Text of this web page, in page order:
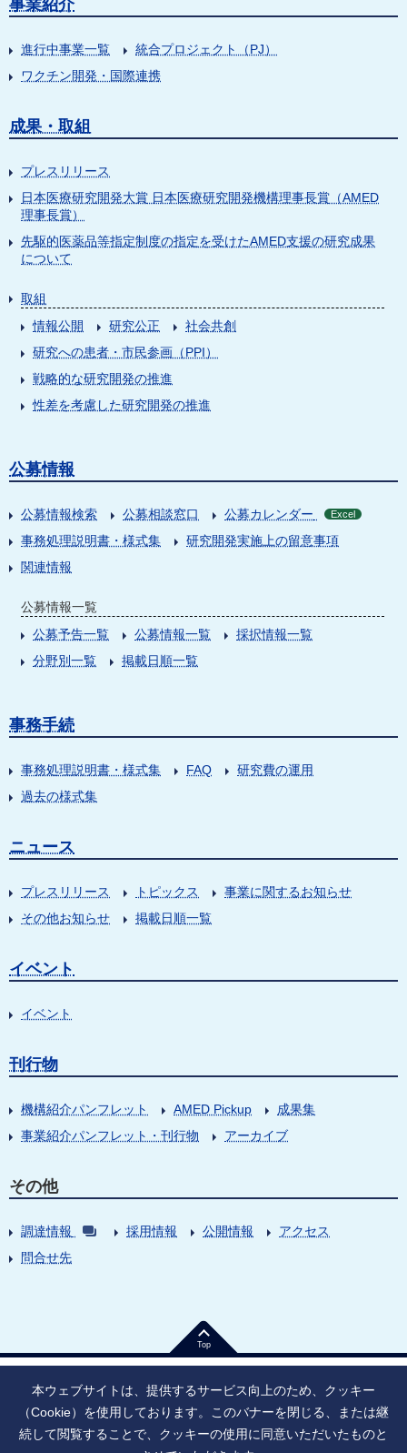
事業紹介
進行中事業一覧
統合プロジェクト（PJ）
ワクチン開発・国際連携
成果・取組
プレスリリース
日本医療研究開発大賞 日本医療研究開発機構理事長賞（AMED
理事長賞）
先駆的医薬品等指定制度の指定を受けたAMED支援の研究成果
について
取組
情報公開
研究公正
社会共創
研究への患者・市民参画（PPI）
戦略的な研究開発の推進
性差を考慮した研究開発の推進
公募情報
公募情報検索 公募相談窓口 公募カレンダー Excel
事務処理説明書・様式集
研究開発実施上の留意事項
関連情報
公募情報一覧
公募予告一覧
公募情報一覧
採択情報一覧
分野別一覧
掲載日順一覧
事務手続
事務処理説明書・様式集 FAQ
研究費の運用
過去の様式集
ニュース
プレスリリース トピックス
事業に関するお知らせ
その他お知らせ
掲載日順一覧
イベント
イベント
刊行物
機構紹介パンフレット AMED Pickup
成果集
事業紹介パンフレット・刊行物
アーカイブ
その他
調達情報 採用情報 公開情報
アクセス
問合せ先
Top
法人番号：9010005023796 東京都千代田区大手町1丁目7番1号
本ウェブサイトは、提供するサービス向上のため、クッキー
（Cookie）を使用しております。このバナーを閉じる、または継
続して閲覧することで、クッキーの使用に同意いただいたものと